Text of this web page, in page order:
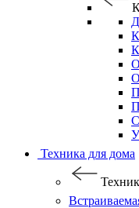
Техника для дома